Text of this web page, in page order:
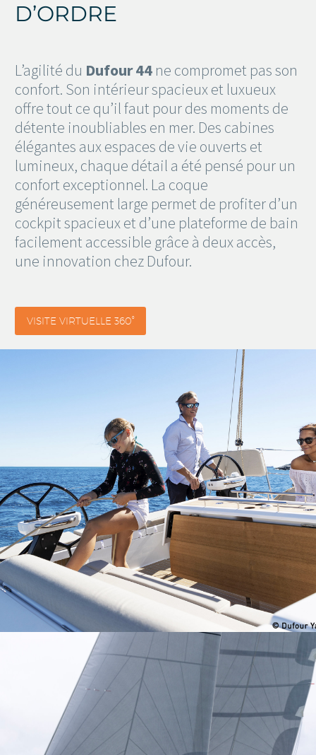
D’ORDRE
L’agilité du Dufour 44 ne compromet pas son
confort. Son intérieur spacieux et luxueux
offre tout ce qu’il faut pour des moments de
détente inoubliables en mer. Des cabines
élégantes aux espaces de vie ouverts et
lumineux, chaque détail a été pensé pour un
confort exceptionnel. La coque
généreusement large permet de profiter d’un
cockpit spacieux et d’une plateforme de bain
facilement accessible grâce à deux accès,
une innovation chez Dufour.
VISITE VIRTUELLE 360°